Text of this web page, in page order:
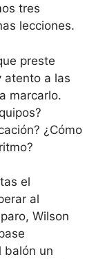
tres
lecciones.
preste
atento a las
marcarlo.
¿Cómo
el
al
Wilson
balón un